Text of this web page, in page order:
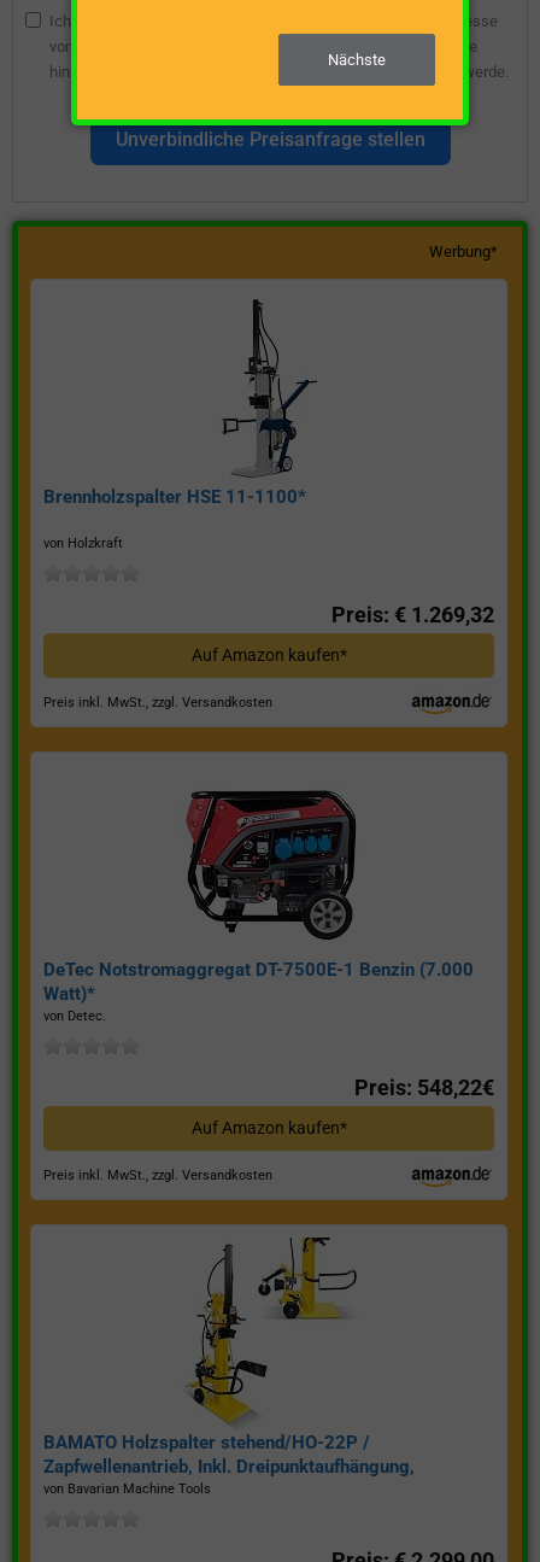
Ich bin damit einverstanden, dass die angegebene E-Mail-Adresse
vom Webseitenbetreiber gespeichert wird, damit ich über diese
hinsichtlich eines unverbindlichen Preisangebots kontaktiert werde.
Unverbindliche Preisanfrage stellen
Werbung*
Brennholzspalter HSE 11-1100*
von Holzkraft
Preis: € 1.269,32
Auf Amazon kaufen*
Preis inkl. MwSt., zzgl. Versandkosten
DeTec Notstromaggregat DT-7500E-1 Benzin (7.000
Watt)*
von Detec.
Preis: 548,22€
Auf Amazon kaufen*
Preis inkl. MwSt., zzgl. Versandkosten
BAMATO Holzspalter stehend/HO-22P /
Zapfwellenantrieb, Inkl. Dreipunktaufhängung,
Spaltkraft 22 Tonnen*
von Bavarian Machine Tools
Nächste